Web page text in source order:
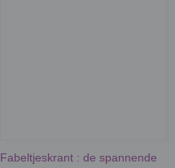
Fabeltjeskrant : de spannende